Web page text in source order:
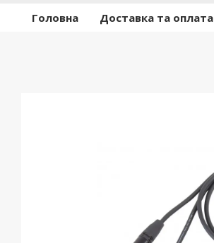
Головна Доставка та оплата